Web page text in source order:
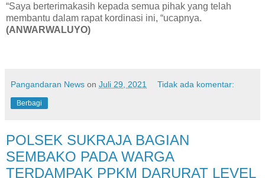
“Saya berterimakasih kepada semua pihak yang telah
membantu dalam rapat kordinasi ini, “ucapnya.
(ANWARWALUYO)
Pangandaran News on Juli 29, 2021 Tidak ada komentar:
Berbagi
POLSEK SUKRAJA BAGIAN
SEMBAKO PADA WARGA
TERDAMPAK PPKM DARURAT LEVEL